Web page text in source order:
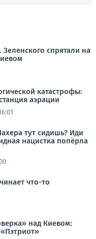
спрятали на
катастрофы:
аэрации
тут сидишь? Иди
нацистка попёрла
что-то
над Киевом: